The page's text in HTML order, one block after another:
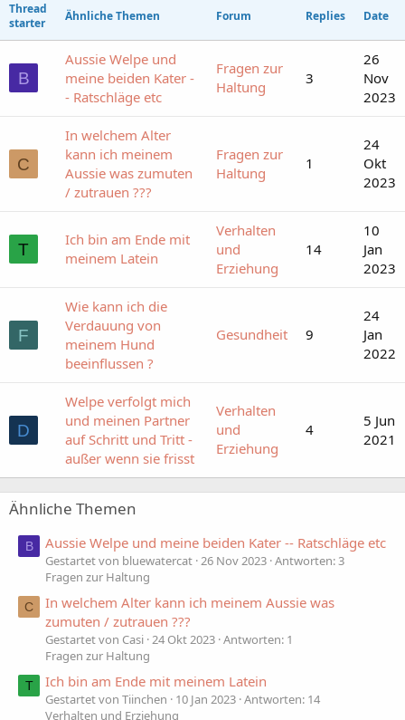
Thread
starter
Ähnliche Themen Forum Replies Date
B
Aussie Welpe und
meine beiden Kater -
- Ratschläge etc
Fragen zur
Haltung
3
26
Nov
2023
C
In welchem Alter
kann ich meinem
Aussie was zumuten
/ zutrauen ???
Fragen zur
Haltung
1
24
Okt
2023
T
Ich bin am Ende mit
meinem Latein
Verhalten
und
Erziehung
14
10
Jan
2023
F
Wie kann ich die
Verdauung von
meinem Hund
beeinflussen ?
Gesundheit 9
24
Jan
2022
D
Welpe verfolgt mich
und meinen Partner
auf Schritt und Tritt -
außer wenn sie frisst
Verhalten
und
Erziehung
4
5 Jun
2021
Ähnliche Themen
B Aussie Welpe und meine beiden Kater -- Ratschläge etc
Gestartet von bluewatercat 26 Nov 2023 Antworten: 3
Fragen zur Haltung
C
In welchem Alter kann ich meinem Aussie was
zumuten / zutrauen ???
Gestartet von Casi 24 Okt 2023 Antworten: 1
Fragen zur Haltung
T Ich bin am Ende mit meinem Latein
Gestartet von Tiinchen 10 Jan 2023 Antworten: 14
Verhalten und Erziehung